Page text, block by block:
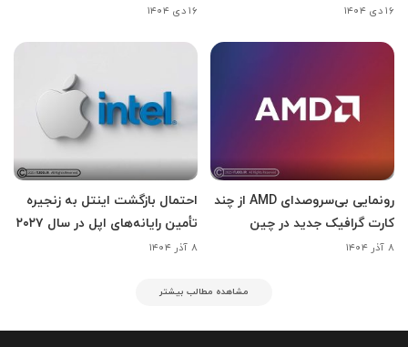
۱۶ دی ۱۴۰۴ ۱۶ دی ۱۴۰۴
رونمایی بی‌سروصدای AMD از چند
کارت گرافیک جدید در چین
۸ آذر ۱۴۰۴
احتمال بازگشت اینتل به زنجیره
تأمین رایانه‌های اپل در سال ۲۰۲۷
۸ آذر ۱۴۰۴
مشاهده مطالب بیشتر